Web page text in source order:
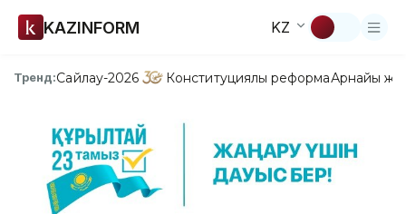
KAZINFORM KZ
Тренд:Сайлау-2026 Конституциялық реформаАрнайы